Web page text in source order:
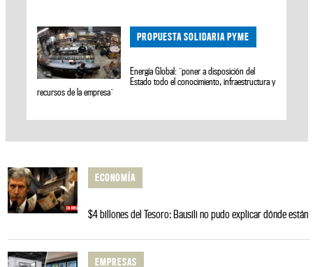
PROPUESTA SOLIDARIA PYME
Energía Global: ¨poner a disposición del
Estado todo el conocimiento, infraestructura y
recursos de la empresa¨
ECONOMÍA
$4 billones del Tesoro: Bausili no pudo explicar dónde están
EMPRESAS